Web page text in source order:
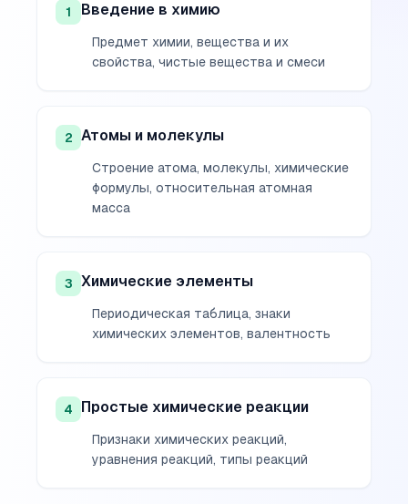
1 Введение в химию
Предмет химии, вещества и их
свойства, чистые вещества и смеси
2 Атомы и молекулы
Строение атома, молекулы, химические
формулы, относительная атомная
масса
3 Химические элементы
Периодическая таблица, знаки
химических элементов, валентность
4 Простые химические реакции
Признаки химических реакций,
уравнения реакций, типы реакций